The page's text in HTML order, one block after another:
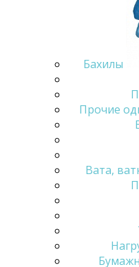
Бахилы
Прочие
Вата,